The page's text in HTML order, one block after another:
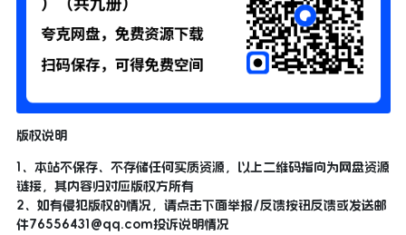
版权说明
1、本站不保存、不存储任何实质资源，以上二维码指向为网盘资源
链接，其内容归对应版权方所有
2、如有侵犯版权的情况，请点击下面举报/反馈按钮反馈或发送邮
件76556431@qq.com投诉说明情况